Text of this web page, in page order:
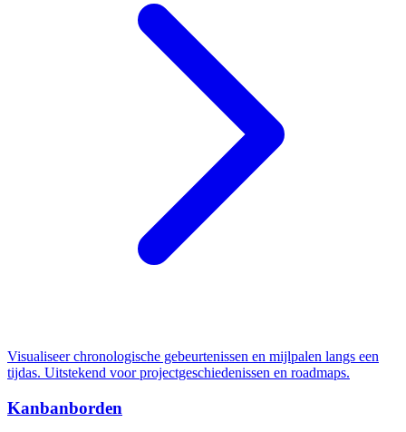
Visualiseer chronologische gebeurtenissen en mijlpalen langs een
tijdas. Uitstekend voor projectgeschiedenissen en roadmaps.
Kanbanborden